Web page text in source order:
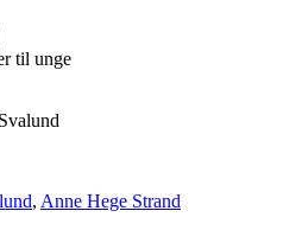
til unge
, Anne Hege Strand